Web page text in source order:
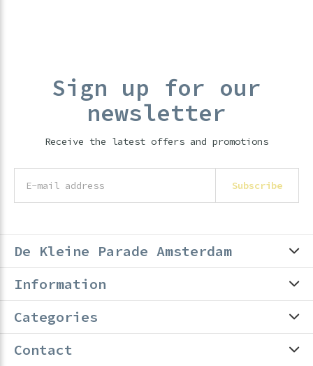
Sign up for our
newsletter
Receive the latest offers and promotions
Subscribe
De Kleine Parade Amsterdam
Information
Categories
Contact